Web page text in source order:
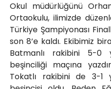
Okul müdürlüğünü
Ortaokulu, ilimizde
Türkiye Şampiyonası
son 8’e kaldı. Ekibimiz
Batmanlı rakibini 5-0
beşinciliği maçına
Tokatlı rakibini de 3-1